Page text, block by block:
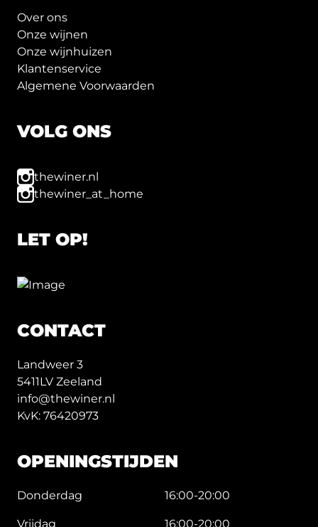
Over ons
Onze wijnen
Onze wijnhuizen
Klantenservice
Algemene Voorwaarden
VOLG ONS
thewiner.nl
thewiner_at_home
LET OP!
CONTACT
Landweer 3
5411LV Zeeland
info@thewiner.nl
KvK: 76420973
OPENINGSTIJDEN
Donderdag 16:00-20:00
Vrijdag 16:00-20:00